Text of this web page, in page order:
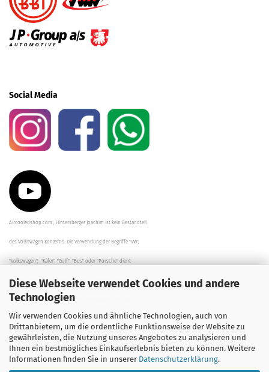
Diese Webseite verwendet Cookies und andere
Technologien
Wir verwenden Cookies und ähnliche Technologien, auch von
Drittanbietern, um die ordentliche Funktionsweise der Website zu
gewährleisten, die Nutzung unseres Angebotes zu analysieren und
Ihnen ein bestmögliches Einkaufserlebnis bieten zu können. Weitere
Informationen finden Sie in unserer Datenschutzerklärung.
Social Media
Aircooledshop.com , Hintersberger Joachim ist kein Bestandteil
des Volkswagen Konzerns. Die Verwendung der Begriffe "VW",
"Volkswagen", "Käfer", "Golf", "Bus" oder "Porsche" dient
der Beschreibung der Teile und stellt in keinem Fall eine direkte
Verbindung zu dem Unternehmen "Volkswagen" her/da.
Die Beschreibungen, Zeichnungen und Angaben zur
Verwendung sind sorgfältig überprüft worden.